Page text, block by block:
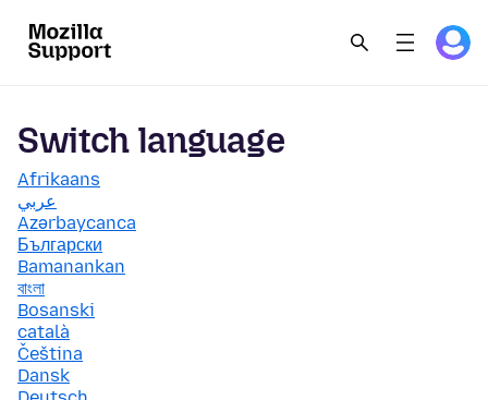
Switch language
Afrikaans
عربي
Azərbaycanca
Български
Bamanankan
বাংলা
Bosanski
català
Čeština
Dansk